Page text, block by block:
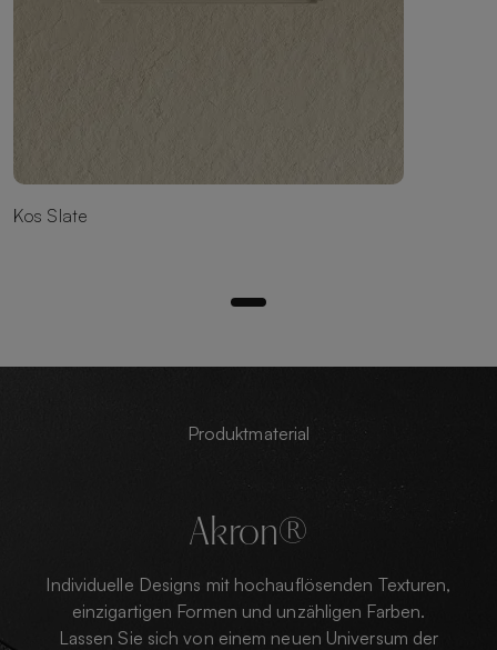
Kos Slate
Produktmaterial
Akron®
Individuelle Designs mit hochauflösenden Texturen,
einzigartigen Formen und unzähligen Farben.
Lassen Sie sich von einem neuen Universum der